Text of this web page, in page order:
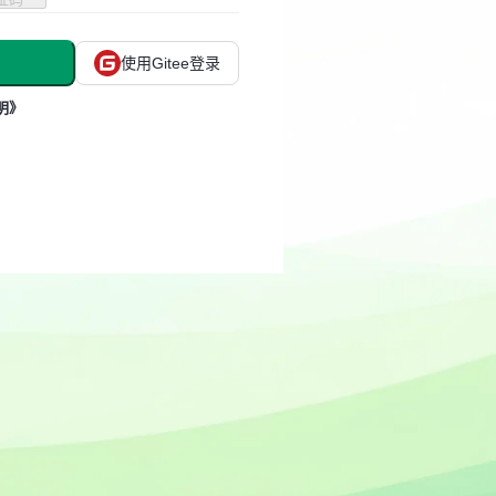
使用Gitee登录
》